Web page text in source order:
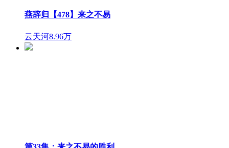
燕辞归【478】来之不易
云天河8.96万